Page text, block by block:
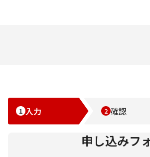
入力 確認
申し込みフ